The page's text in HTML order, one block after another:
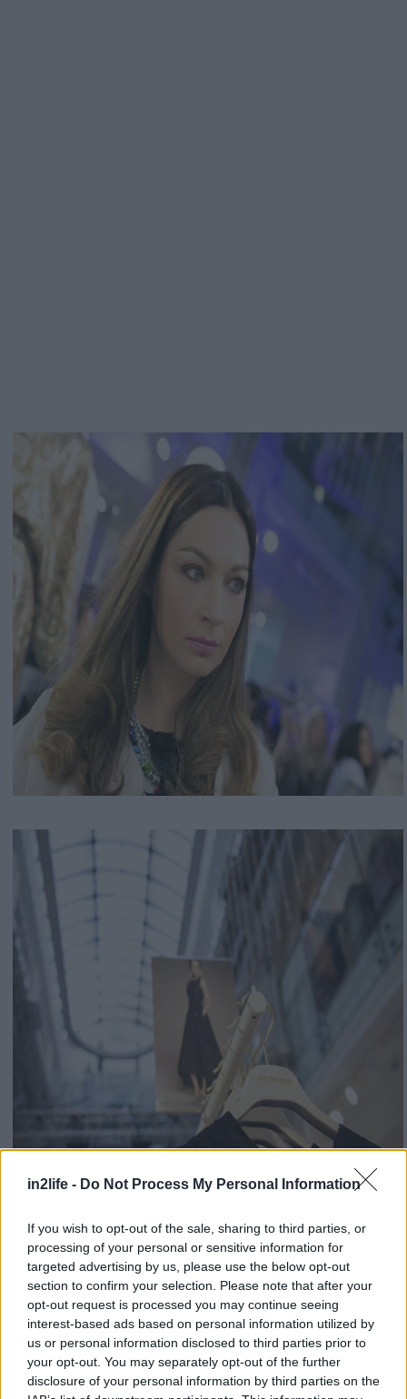
in2life - Do Not Process My Personal Information
If you wish to opt-out of the sale, sharing to third parties, or
processing of your personal or sensitive information for
targeted advertising by us, please use the below opt-out
section to confirm your selection. Please note that after your
opt-out request is processed you may continue seeing
interest-based ads based on personal information utilized by
us or personal information disclosed to third parties prior to
your opt-out. You may separately opt-out of the further
disclosure of your personal information by third parties on the
Οι συλλογές θα διατίθενται από τις 10 Απριλίου
Conscious σε όλα τα Η&Μ καταστήματα και η
Conscious Exclusive σε περίπου 150 καταστήματα
παγκοσμίως. Στην Αθήνα, η συλλογή θα βρίσκεται
στην Ερμού 54 από τις 10 Απριλίου και στη
Θεσσαλονίκη, στη Τσιμισκή 20 από τις 12 Απριλίου.